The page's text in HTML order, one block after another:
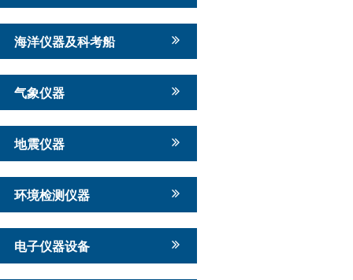
海洋仪器及科考船
气象仪器
地震仪器
环境检测仪器
电子仪器设备